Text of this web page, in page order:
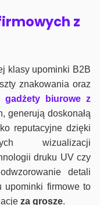
z
klasy upominki B2B
znakowania oraz
gadżety biurowe z
generują doskonałą
reputacyjne dzięki
wizualizacji
druku UV czy
detali
upominki firmowe to
za grosze.